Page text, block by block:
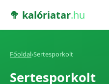
🥦 kalóriatar.hu
Főoldal›Sertesporkolt
Sertesporkolt